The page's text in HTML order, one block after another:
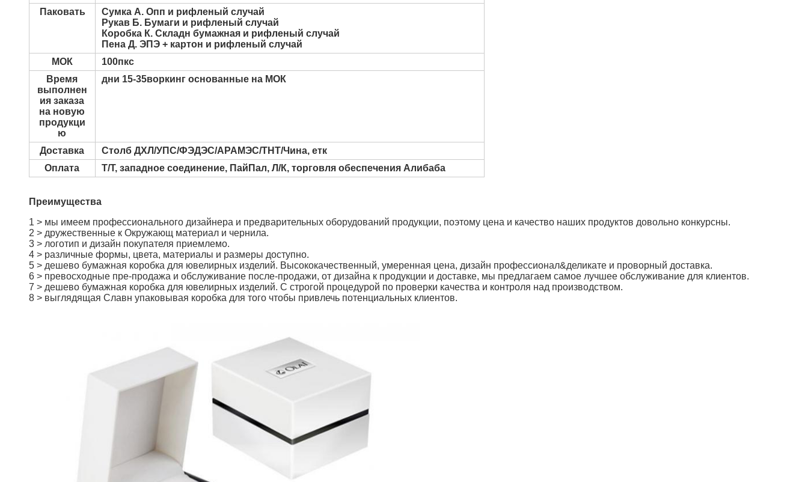
Паковать
Сумка А. Опп и рифленый случай
Рукав Б. Бумаги и рифленый случай
Коробка К. Складн бумажная и рифленый случай
Пена Д. ЭПЭ + картон и рифленый случай
МОК
100пкс
Время
выполнен
ия заказа
на новую
продукци
ю
дни 15-35воркинг основанные на МОК
Доставка
Столб ДХЛ/УПС/ФЭДЭС/АРАМЭС/ТНТ/Чина, етк
Оплата
Т/Т, западное соединение, ПайПал, Л/К, торговля обеспечения Алибаба
Преимущества
1 > мы имеем профессионального дизайнера и предварительных оборудований продукции, поэтому цена и качество наших продуктов довольно конкурсны.
2 > дружественные к Окружающ материал и чернила.
3 > логотип и дизайн покупателя приемлемо.
4 > различные формы, цвета, материалы и размеры доступно.
5 > дешево бумажная коробка для ювелирных изделий. Высококачественный, умеренная цена, дизайн профессионал&деликате и проворный доставка.
6 > превосходные пре-продажа и обслуживание после-продажи, от дизайна к продукции и доставке, мы предлагаем самое лучшее обслуживание для клиентов.
7 > дешево бумажная коробка для ювелирных изделий. С строгой процедурой по проверки качества и контроля над производством.
8 > выглядящая Славн упаковывая коробка для того чтобы привлечь потенциальных клиентов.